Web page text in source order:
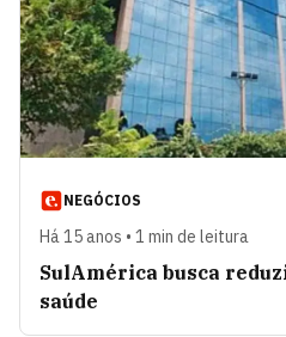
NEGÓCIOS
Há 15 anos • 1 min de leitura
SulAmérica busca
saúde